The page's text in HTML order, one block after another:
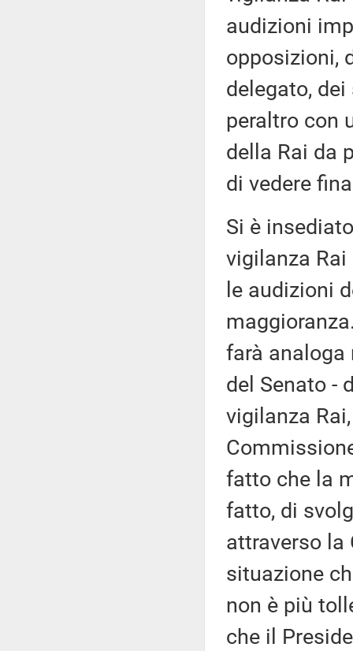
audizioni
opposizioni,
delegato,
peraltro con
della Rai da
di vedere
Si è
vigilanza
le audizioni
farà analoga
del Senato -
vigilanza
fatto che la
fatto, di
attraverso la
situazione
non è più
che il